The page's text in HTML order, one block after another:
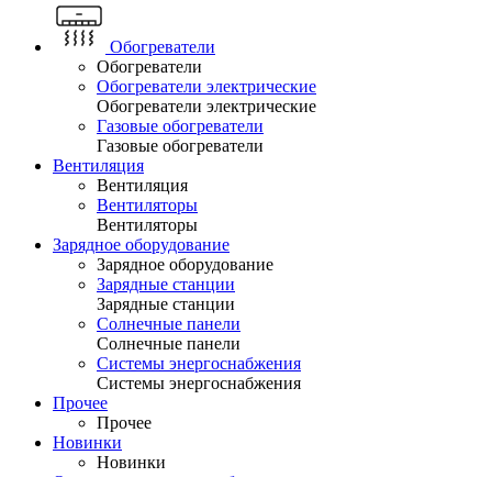
Обогреватели
Обогреватели
Обогреватели электрические
Обогреватели электрические
Газовые обогреватели
Газовые обогреватели
Вентиляция
Вентиляция
Вентиляторы
Вентиляторы
Зарядное оборудование
Зарядное оборудование
Зарядные станции
Зарядные станции
Солнечные панели
Солнечные панели
Системы энергоснабжения
Системы энергоснабжения
Прочее
Прочее
Новинки
Новинки